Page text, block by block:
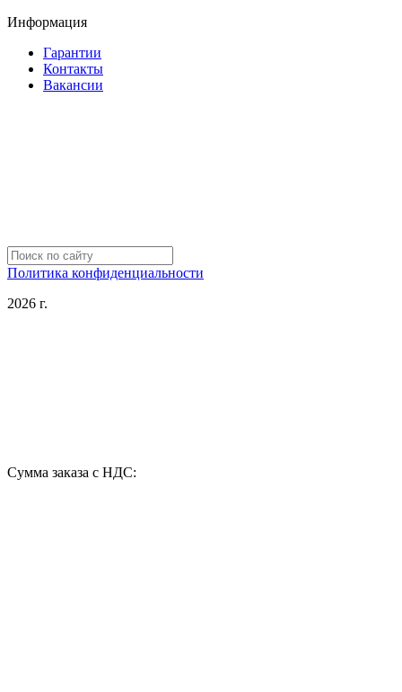
Информация
Гарантии
Контакты
Вакансии
Политика конфиденциальности
2026 г.
Сумма заказа с НДС: